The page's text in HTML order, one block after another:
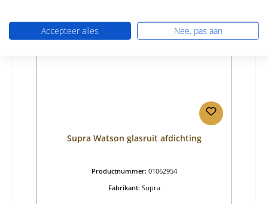
Supra Watson glasruit afdichting
Productnummer: 01062954
Fabrikant: Supra
Accepteer alles Nee, pas aan